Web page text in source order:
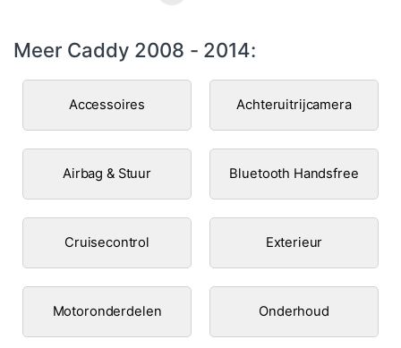
Meer Caddy 2008 - 2014:
Accessoires Achteruitrijcamera
Airbag & Stuur Bluetooth Handsfree
Cruisecontrol Exterieur
Motoronderdelen Onderhoud